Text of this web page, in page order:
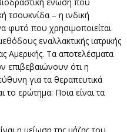
τσουκνίδα – η ινδική
φυτό που χρησιμοποιείται
εναλλακτικής ιατρικής
Αμερικής. Τα αποτελέσματα
επιβεβαιώνουν ότι η
για τα θεραπευτικά
το ερώτημα: Ποια είναι τα
η μείωση της μάζας του